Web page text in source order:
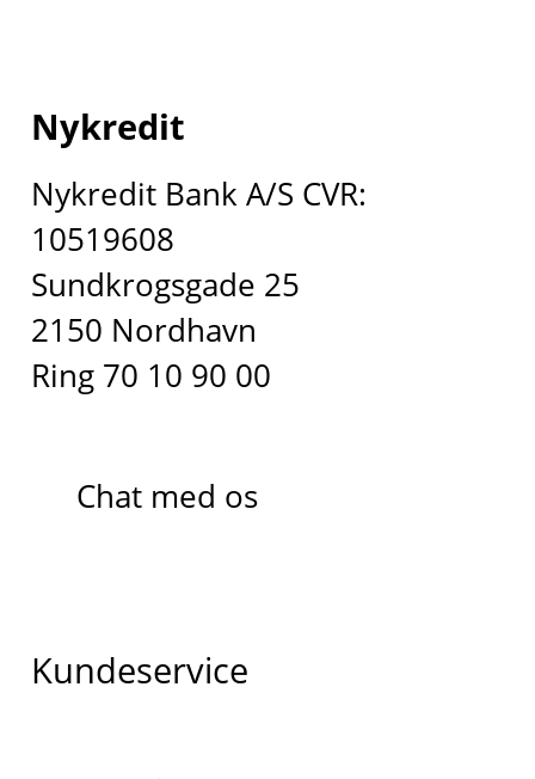
Nykredit
Nykredit Bank A/S CVR:
10519608
Sundkrogsgade 25
2150 Nordhavn
Ring 70 10 90 00
Chat med os
Kundeservice